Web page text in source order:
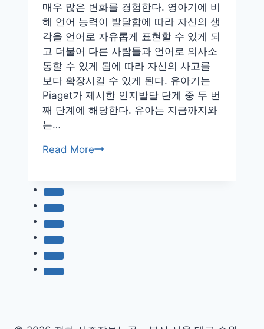
매우 많은 변화를 경험한다. 영아기에 비
해 언어 능력이 발달함에 따라 자신의 생
각을 언어로 자유롭게 표현할 수 있게 되
고 더불어 다른 사람들과 언어로 의사소
통할 수 있게 됨에 따라 자신의 사고를
보다 확장시킬 수 있게 된다. 유아기는
Piaget가 제시한 인지발달 단계 중 두 번
째 단계에 해당한다. 유아는 지금까지와
는…
Read More유
발